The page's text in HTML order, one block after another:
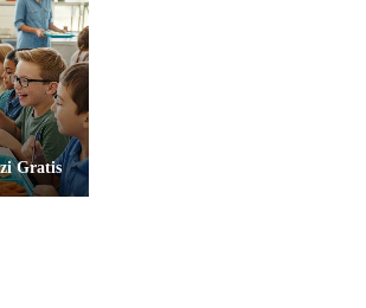
Gratis